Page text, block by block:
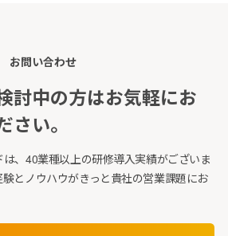
お問い合わせ
討中の方はお気軽にお
さい。
、40業種以上の研修導入実績がございま
とノウハウがきっと貴社の営業課題にお